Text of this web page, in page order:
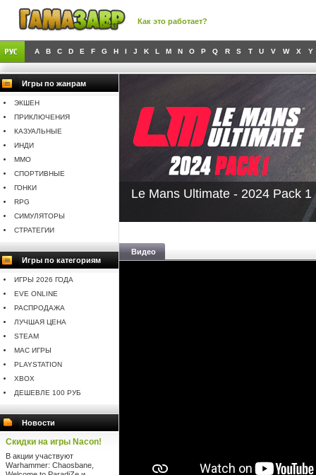
Как это работает?
A B C D E F G H I J K L M N O P Q R S T U V W X Y
Игры по жанрам
ЭКШЕН
ПРИКЛЮЧЕНИЯ
КАЗУАЛЬНЫЕ
ИНДИ
MMO
СПОРТИВНЫЕ
ГОНКИ
RPG
СИМУЛЯТОРЫ
СТРАТЕГИИ
Игры по категориям
ИГРЫ 2026 ГОДА
EVE ONLINE
РАСПРОДАЖА
ЛУЧШАЯ ЦЕНА
STEAM
MAC ИГРЫ
PLAYSTATION
XBOX
ДЕШЕВЛЕ 100 РУБ
Новости
Скидки на игры Nacon!
В акции участвуют
Warhammer: Chaosbane,
Le Mans Ultimate - 2024 Pack 1
Видео